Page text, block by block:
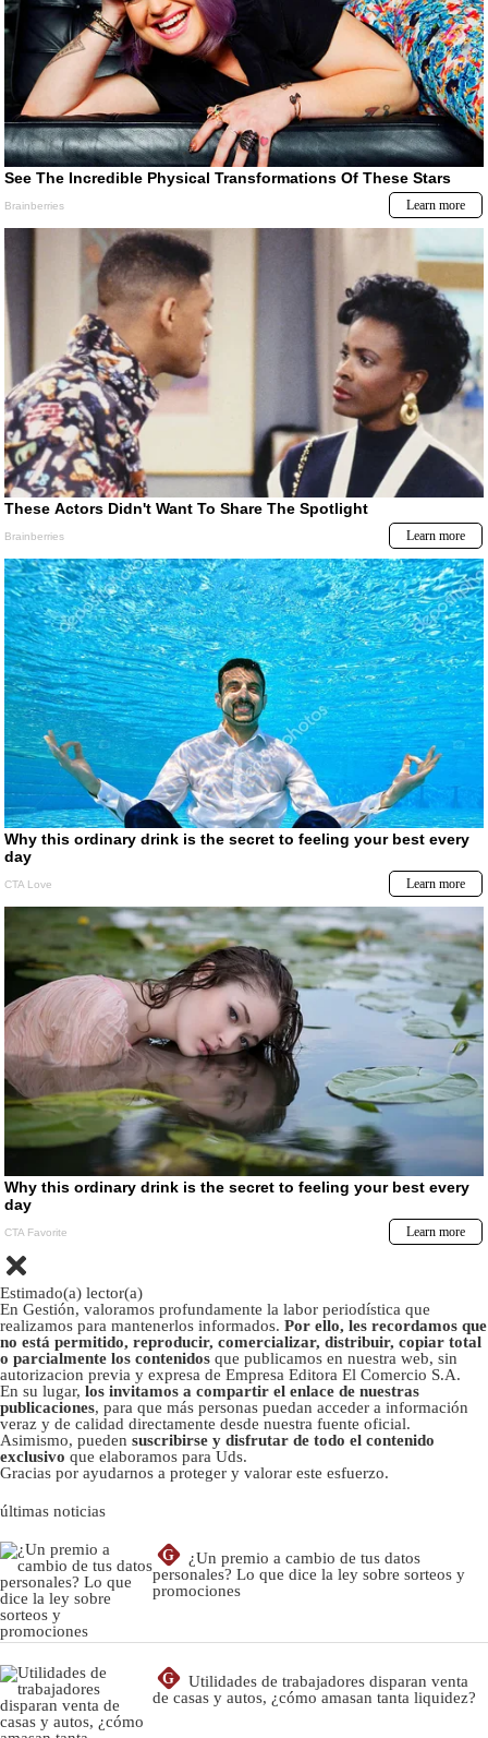
Estimado(a) lector(a)
En Gestión, valoramos profundamente la labor periodística que
realizamos para mantenerlos informados. Por ello, les recordamos que
no está permitido, reproducir, comercializar, distribuir, copiar total
o parcialmente los contenidos que publicamos en nuestra web, sin
autorizacion previa y expresa de Empresa Editora El Comercio S.A.
En su lugar, los invitamos a compartir el enlace de nuestras
publicaciones, para que más personas puedan acceder a información
veraz y de calidad directamente desde nuestra fuente oficial.
Asimismo, pueden suscribirse y disfrutar de todo el contenido
exclusivo que elaboramos para Uds.
Gracias por ayudarnos a proteger y valorar este esfuerzo.
últimas noticias
G
¿Un premio a cambio de tus datos
personales? Lo que dice la ley sobre sorteos y
promociones
G
Utilidades de trabajadores disparan venta
de casas y autos, ¿cómo amasan tanta liquidez?